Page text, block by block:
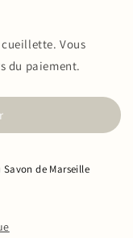
Vous
du paiement.
Savon de Marseille